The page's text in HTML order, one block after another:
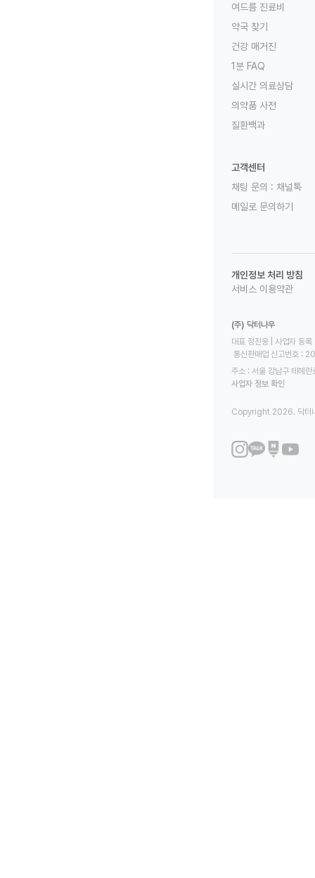
여드름 진료비
약국 찾기
건강 매거진
1분 FAQ
실시간 의료상담
의약품 사전
질환백과
고객센터
채팅 문의 : 채널톡
메일로 문의하기
개인정보 처리 방침
서비스 이용약관
(주) 닥터나우
대표 정진웅 | 사업자
통신판매업 신고번호
주소 : 서울 강남구 테헤
사업자 정보 확인
Copyright 2026. 닥터